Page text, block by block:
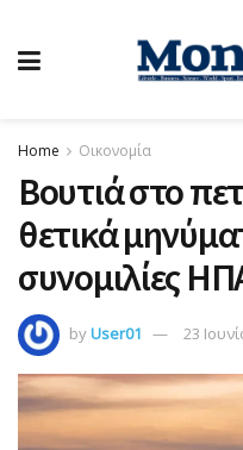
Home Οικονομία
Βουτιά στο
θετικά
συνομιλίες
byUser01 23